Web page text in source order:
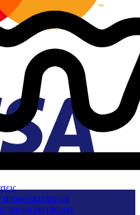
αποκαταστάσεων